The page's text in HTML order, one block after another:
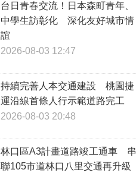
台日青春交流！日本森町青年、
中學生訪彰化 深化友好城市情
誼
2026-08-03 12:47
持續完善人本交通建設 桃園捷
運沿線首條人行示範道路完工
2026-08-03 20:48
林口區A3計畫道路竣工通車 串
聯105市道林口八里交通再升級